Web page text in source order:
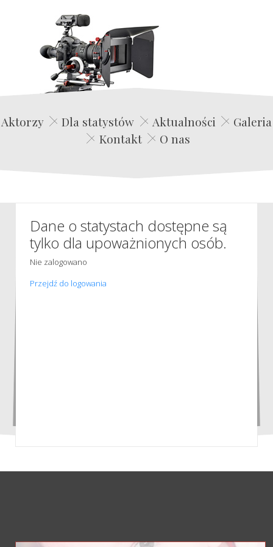
Edwin Film Agencja Aktorska
Aktorzy Dla statystów Aktualności
Galeria
Kontakt
O nas
Dane o statystach dostępne są
tylko dla upoważnionych osób.
Nie zalogowano
Przejdź do logowania